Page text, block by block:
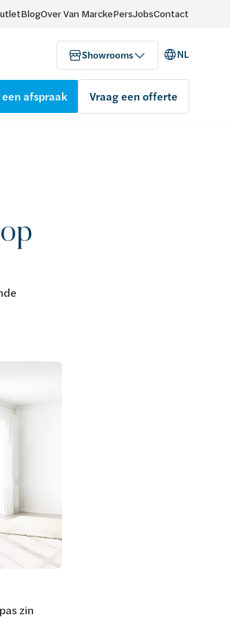
BlogOver Van MarckePersJobsContact
Showrooms NL
afspraak Vraag een offerte
zin